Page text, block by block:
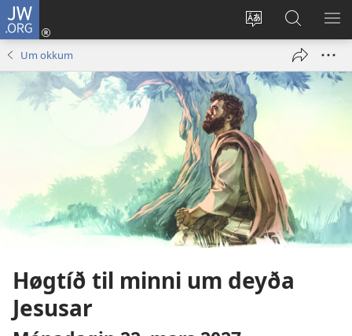
JW.ORG
Vel
Rita
inn
window)
Leita
á
JW.ORG
VÍS
Um okkum
Høgtíð til minni um deyða
Jesusar